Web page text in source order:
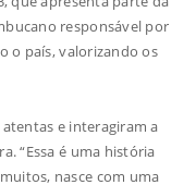
responsável por
o país, valorizando os
e interagiram a
“Essa é uma história
nasce com uma